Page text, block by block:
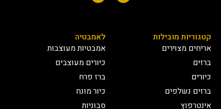
קטגוריות מובילות
אריחים מצוירים
ברזים
כיורים
ברזים נשלפים
אינטרפוץ
לאמבטיה
אמבטיות מעוצבות
כיורים מעוצבים
ברז פרח
כיור מונח
סבוניות